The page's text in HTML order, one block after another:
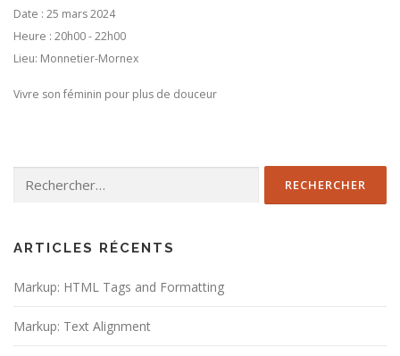
Date : 25 mars 2024
Heure : 20h00 - 22h00
Lieu: Monnetier-Mornex
Vivre son féminin pour plus de douceur
ARTICLES RÉCENTS
Markup: HTML Tags and Formatting
Markup: Text Alignment